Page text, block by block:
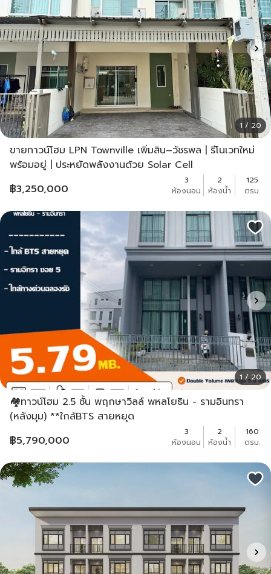
1 / 20
ขายทาวน์โฮม LPN Townville เพิ่มสิน–วัชรพล | รีโนเวทใหม่
พร้อมอยู่ | ประหยัดพลังงานด้วย Solar Cell
฿3,250,000
3
ห้องนอน
2
ห้องน้ำ
125
ตรม.
1 / 20
🏘ทาวน์โฮม 2.5 ชั้น พฤกษาวิลล์ พหลโยธิน - รามอินทรา
(หลังมุม) **ใกล้BTS สายหยุด
฿5,790,000
3
ห้องนอน
2
ห้องน้ำ
160
ตรม.